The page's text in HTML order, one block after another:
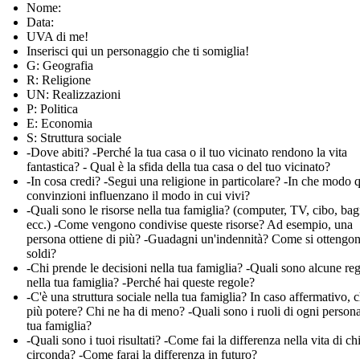
Nome:
Data:
UVA di me!
Inserisci qui un personaggio che ti somiglia!
G: Geografia
R: Religione
UN: Realizzazioni
P: Politica
E: Economia
S: Struttura sociale
-Dove abiti? -Perché la tua casa o il tuo vicinato rendono la vita
fantastica? - Qual è la sfida della tua casa o del tuo vicinato?
-In cosa credi? -Segui una religione in particolare? -In che modo
convinzioni influenzano il modo in cui vivi?
-Quali sono le risorse nella tua famiglia? (computer, TV, cibo,
ecc.) -Come vengono condivise queste risorse? Ad esempio, una
persona ottiene di più? -Guadagni un'indennità? Come si
soldi?
-Chi prende le decisioni nella tua famiglia? -Quali sono alcune
nella tua famiglia? -Perché hai queste regole?
-C'è una struttura sociale nella tua famiglia? In caso affermativo,
più potere? Chi ne ha di meno? -Quali sono i ruoli di ogni
tua famiglia?
-Quali sono i tuoi risultati? -Come fai la differenza nella vita di
circonda? -Come farai la differenza in futuro?